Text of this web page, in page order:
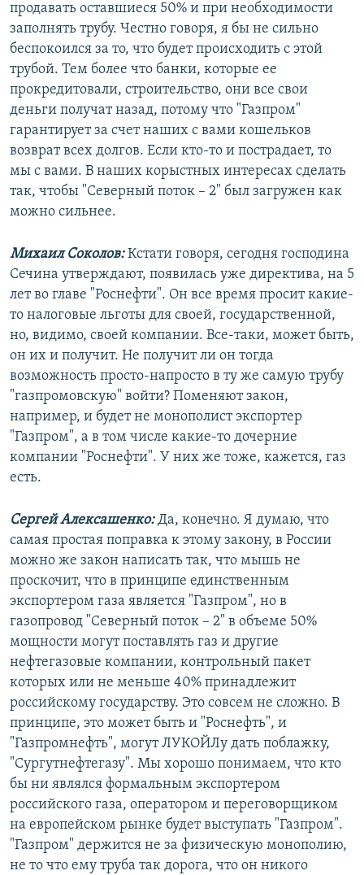
продавать оставшиеся 50% и при необходимости
заполнять трубу. Честно говоря, я бы не сильно
беспокоился за то, что будет происходить с этой
трубой. Тем более что банки, которые ее
прокредитовали, строительство, они все свои
деньги получат назад, потому что "Газпром"
гарантирует за счет наших с вами кошельков
возврат всех долгов. Если кто-то и пострадает, то
мы с вами. В наших корыстных интересах сделать
так, чтобы "Северный поток – 2" был загружен как
можно сильнее.
Михаил Соколов:Кстати говоря, сегодня господина
Сечина утверждают, появилась уже директива, на 5
лет во главе "Роснефти". Он все время просит какие-
то налоговые льготы для своей, государственной,
но, видимо, своей компании. Все-таки, может быть,
он их и получит. Не получит ли он тогда
возможность просто-напросто в ту же самую трубу
"газпромовскую" войти? Поменяют закон,
например, и будет не монополист экспортер
"Газпром", а в том числе какие-то дочерние
компании "Роснефти". У них же тоже, кажется, газ
есть.
Сергей Алексашенко:Да, конечно. Я думаю, что
самая простая поправка к этому закону, в России
можно же закон написать так, что мышь не
проскочит, что в принципе единственным
экспортером газа является "Газпром", но в
газопровод "Северный поток – 2" в объеме 50%
мощности могут поставлять газ и другие
нефтегазовые компании, контрольный пакет
которых или не меньше 40% принадлежит
российскому государству. Это совсем не сложно. В
принципе, это может быть и "Роснефть", и
"Газпромнефть", могут ЛУКОЙЛу дать поблажку,
"Сургутнефтегазу". Мы хорошо понимаем, что кто
бы ни являлся формальным экспортером
российского газа, оператором и переговорщиком
на европейском рынке будет выступать "Газпром".
"Газпром" держится не за физическую монополию,
не то что ему труба так дорога, что он никого